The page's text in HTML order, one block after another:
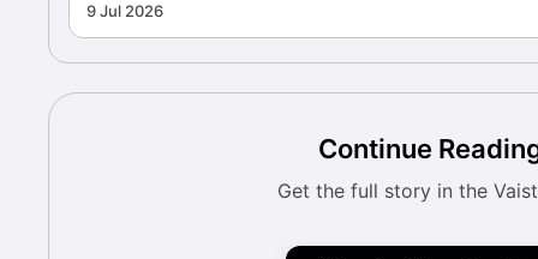
9 Jul 2026
Continue
Get the full story in the